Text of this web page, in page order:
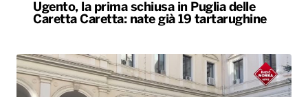
Ugento, la prima schiusa in Puglia delle
Caretta Caretta: nate già 19 tartarughine